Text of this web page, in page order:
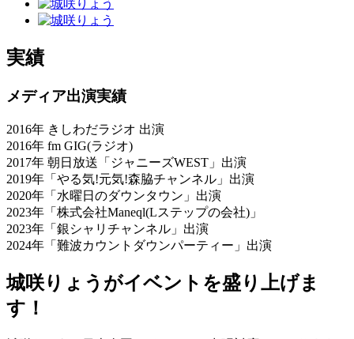
実績
メディア出演実績
2016年 きしわだラジオ 出演
2016年 fm GIG(ラジオ)
2017年 朝日放送「ジャニーズWEST」出演
2019年「やる気!元気!森脇チャンネル」出演
2020年「水曜日のダウンタウン」出演
2023年「株式会社Maneql(Lステップの会社)」
2023年「銀シャリチャンネル」出演
2024年「難波カウントダウンパーティー」出演
城咲りょうがイベントを盛り上げま
す！